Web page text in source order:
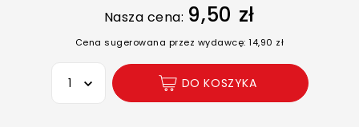
Nasza cena: 9,50 zł
Cena sugerowana przez wydawcę: 14,90 zł
Wybierz opcję
DO KOSZYKA